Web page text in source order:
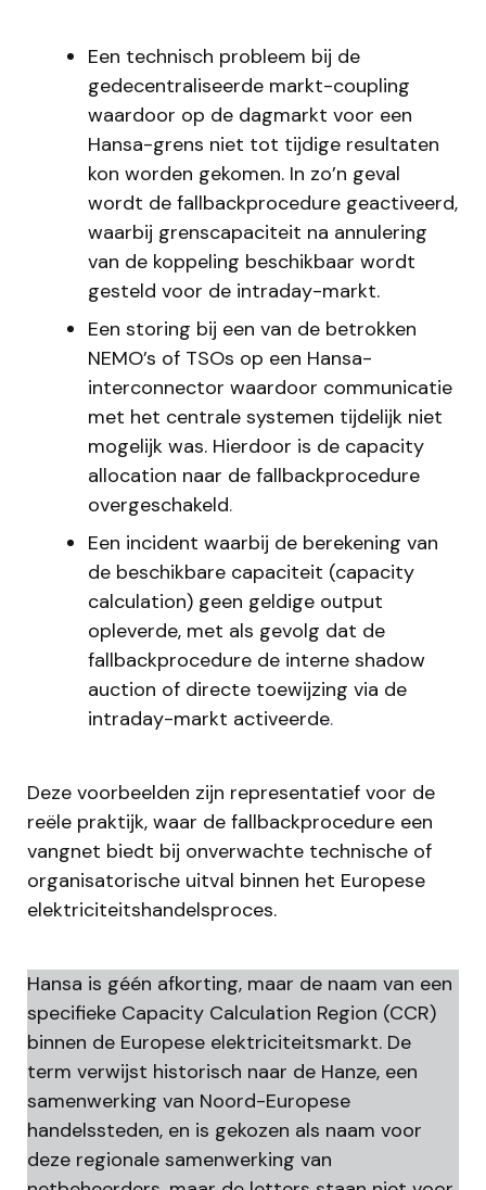
Een technisch probleem bij de
gedecentraliseerde markt-coupling
waardoor op de dagmarkt voor een
Hansa-grens niet tot tijdige resultaten
kon worden gekomen. In zo’n geval
wordt de fallbackprocedure geactiveerd,
waarbij grenscapaciteit na annulering
van de koppeling beschikbaar wordt
gesteld voor de intraday-markt.
Een storing bij een van de betrokken
NEMO’s of TSOs op een Hansa-
interconnector waardoor communicatie
met het centrale systemen tijdelijk niet
mogelijk was. Hierdoor is de capacity
allocation naar de fallbackprocedure
overgeschakeld.
Een incident waarbij de berekening van
de beschikbare capaciteit (capacity
calculation) geen geldige output
opleverde, met als gevolg dat de
fallbackprocedure de interne shadow
auction of directe toewijzing via de
intraday-markt activeerde.
Deze voorbeelden zijn representatief voor de
reële praktijk, waar de fallbackprocedure een
vangnet biedt bij onverwachte technische of
organisatorische uitval binnen het Europese
elektriciteitshandelsproces.
Hansa is géén afkorting, maar de naam van een
specifieke Capacity Calculation Region (CCR)
binnen de Europese elektriciteitsmarkt. De
term verwijst historisch naar de Hanze, een
samenwerking van Noord-Europese
handelssteden, en is gekozen als naam voor
deze regionale samenwerking van